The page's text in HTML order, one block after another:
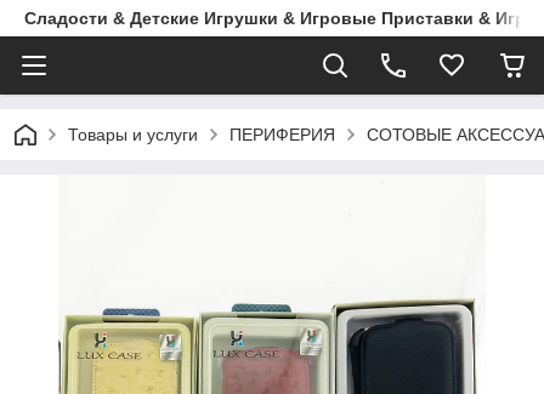
Сладости & Детские Игрушки & Игровые Приставки & Игры
Товары и услуги ПЕРИФЕРИЯ СОТОВЫЕ